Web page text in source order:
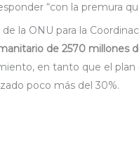
“con la premura
la ONU para la
de 2570 millones
en tanto que el plan
poco más del 30%.